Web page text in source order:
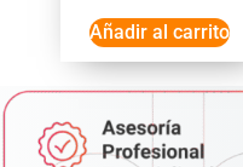
Añadir al carrito